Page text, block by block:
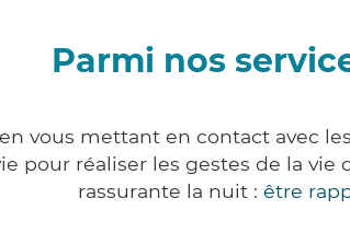
Parmi nos
vous mettant en contact avec
pour réaliser les gestes de la
rassurante la nuit : être